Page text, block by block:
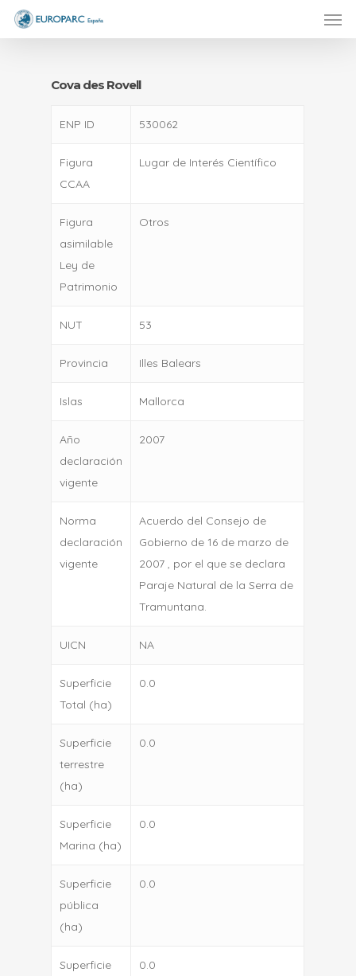
Skip
Cova des Rovell
ENP ID 530062
Figura
CCAA
Lugar de Interés Científico
Figura
asimilable
Ley de
Patrimonio
Otros
NUT 53
Provincia Illes Balears
Islas Mallorca
Año
declaración
vigente
2007
Norma
declaración
vigente
Acuerdo del Consejo de
Gobierno de 16 de marzo de
2007 , por el que se declara
Paraje Natural de la Serra de
Tramuntana.
UICN NA
Superficie
Total (ha)
0.0
Superficie
terrestre
(ha)
0.0
Superficie
Marina (ha)
0.0
Superficie
pública
(ha)
0.0
Superficie
0.0